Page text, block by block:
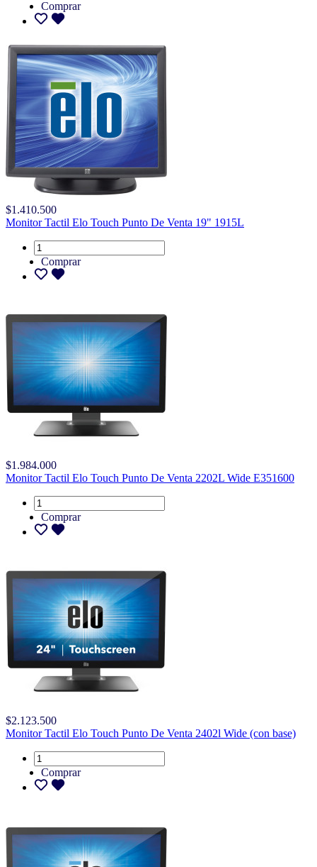
Comprar
$1.410.500
Monitor Tactil Elo Touch Punto De Venta 19" 1915L
Comprar
$1.984.000
Monitor Tactil Elo Touch Punto De Venta 2202L Wide E351600
Comprar
$2.123.500
Monitor Tactil Elo Touch Punto De Venta 2402l Wide (con base)
Comprar